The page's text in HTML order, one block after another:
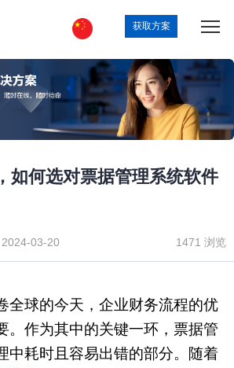
获取方案
如何选对票据管理系统软件
03-20 1471 浏览
全球的今天，企业财务流程的优
。作为其中的关键一环，票据管
中耗时且容易出错的部分。随着